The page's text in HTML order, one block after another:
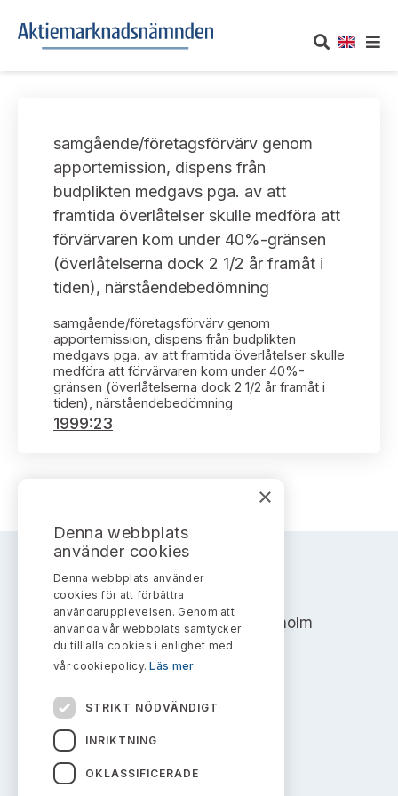
Om oss
Vårt uppdrag
Informationsgivning
Arbetssätt och jävsfrågor
Stadgar
Arbetsordning
Ledamöter
Publikationer och anföranden
UTTALANDEN
Om nämndens uttalanden
Framställningar och konsultation
Uttalanden sorterade efter publiceringsdatum
Samtliga uttalanden sorterade årsvis
Uttalanden sorterade ämnesvis
Sök uttalanden
TAKEOVER-REGLER
Takeover-regler för reglerade marknader och vissa
handelsplattformar
AKTUELLT
Prenumerera
Bildarkiv
Kontakt angående ansökningar och uttalanden
Kontakt administrativa ärenden
samgående/företagsförvärv genom
apportemission, dispens från
budplikten medgavs pga. av att
framtida överlåtelser skulle medföra att
förvärvaren kom under 40%-gränsen
(överlåtelserna dock 2 1/2 år framåt i
tiden), närståendebedömning
samgående/företagsförvärv genom
apportemission, dispens från budplikten
medgavs pga. av att framtida överlåtelser skulle
medföra att förvärvaren kom under 40%-
gränsen (överlåtelserna dock 2 1/2 år framåt i
tiden), närståendebedömning
1999:23
AKTIEMARKNADSNÄMNDEN
Address: Box 7354, 103 90 Stockholm
info@aktiemarknadsnamnden.se
Om innehållet
Om webbplatsen
×
Denna webbplats
använder cookies
Denna webbplats använder
cookies för att förbättra
användarupplevelsen. Genom att
använda vår webbplats samtycker
du till alla cookies i enlighet med
vår cookiepolicy.Läs mer
STRIKT NÖDVÄNDIGT
INRIKTNING
OKLASSIFICERADE